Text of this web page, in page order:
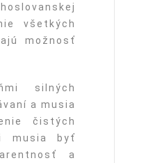
všetkých
možnosť
silných
a musia
čistých
musia byť
a